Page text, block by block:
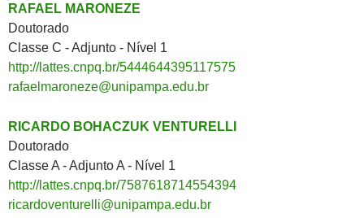
RAFAEL MARONEZE
Doutorado
Classe C - Adjunto - Nível 1
http://lattes.cnpq.br/5444644395117575
rafaelmaroneze@unipampa.edu.br
RICARDO BOHACZUK VENTURELLI
Doutorado
Classe A - Adjunto A - Nível 1
http://lattes.cnpq.br/7587618714554394
ricardoventurelli@unipampa.edu.br